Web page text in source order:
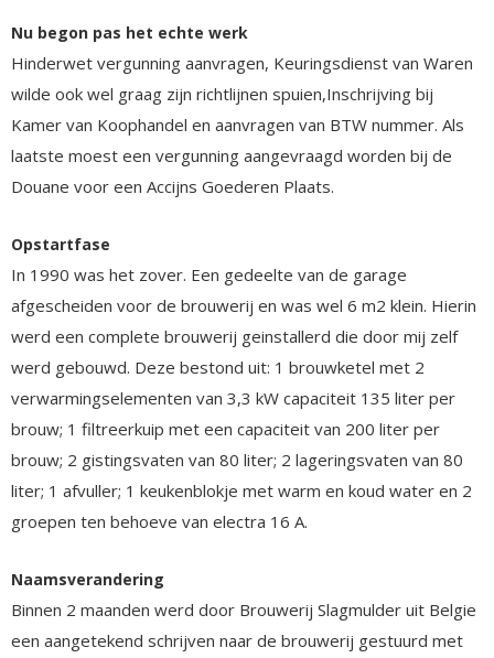
Nu begon pas het echte werk
Hinderwet vergunning aanvragen, Keuringsdienst van Waren
wilde ook wel graag zijn richtlijnen spuien,Inschrijving bij
Kamer van Koophandel en aanvragen van BTW nummer. Als
laatste moest een vergunning aangevraagd worden bij de
Douane voor een Accijns Goederen Plaats.
Opstartfase
In 1990 was het zover. Een gedeelte van de garage
afgescheiden voor de brouwerij en was wel 6 m2 klein. Hierin
werd een complete brouwerij geinstallerd die door mij zelf
werd gebouwd. Deze bestond uit: 1 brouwketel met 2
verwarmingselementen van 3,3 kW capaciteit 135 liter per
brouw; 1 filtreerkuip met een capaciteit van 200 liter per
brouw; 2 gistingsvaten van 80 liter; 2 lageringsvaten van 80
liter; 1 afvuller; 1 keukenblokje met warm en koud water en 2
groepen ten behoeve van electra 16 A.
Naamsverandering
Binnen 2 maanden werd door Brouwerij Slagmulder uit Belgie
een aangetekend schrijven naar de brouwerij gestuurd met